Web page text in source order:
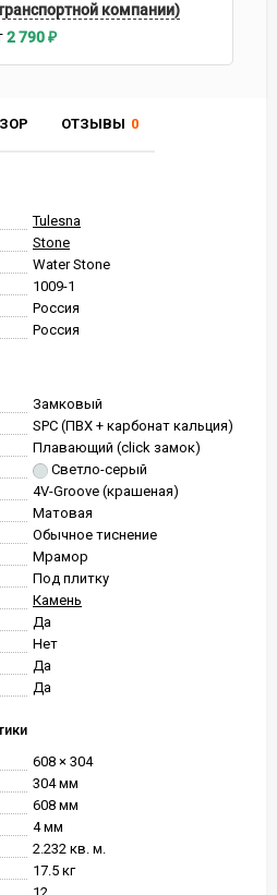
ОТЗЫВЫ 0
Tulesna
Stone
Water Stone
1009-1
Россия
Россия
Замковый
SPC (ПВХ + карбонат кальция)
Плавающий (click замок)
Светло-серый
4V-Groove (крашеная)
Матовая
Обычное тиснение
Мрамор
Под плитку
Камень
Да
Нет
Да
Да
608 × 304
304 мм
608 мм
4 мм
2.232 кв. м.
17.5 кг
компании)
2 790₽